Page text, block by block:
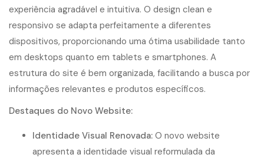
experiência agradável e intuitiva. O design clean e
responsivo se adapta perfeitamente a diferentes
dispositivos, proporcionando uma ótima usabilidade tanto
em desktops quanto em tablets e smartphones. A
estrutura do site é bem organizada, facilitando a busca por
informações relevantes e produtos específicos.
Destaques do Novo Website:
Identidade Visual Renovada: O novo website
apresenta a identidade visual reformulada da